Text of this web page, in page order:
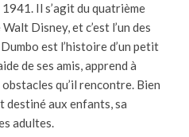
Il s’agit du quatrième
Disney, et c’est l’un des
est l’histoire d’un petit
de ses amis, apprend à
qu’il rencontre. Bien
destiné aux enfants, sa
adultes.